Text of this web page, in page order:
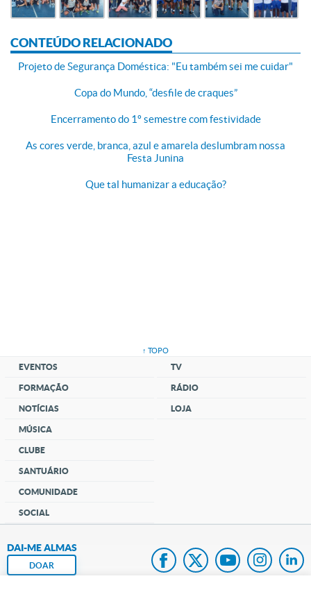
CONTEÚDO RELACIONADO
Projeto de Segurança Doméstica: "Eu também sei me cuidar"
Copa do Mundo, “desfile de craques”
Encerramento do 1º semestre com festividade
As cores verde, branca, azul e amarela deslumbram nossa
Festa Junina
Que tal humanizar a educação?
↑ TOPO
EVENTOS
FORMAÇÃO
NOTÍCIAS
MÚSICA
CLUBE
SANTUÁRIO
COMUNIDADE
SOCIAL
TV
RÁDIO
LOJA
DAI-ME ALMAS
DOAR